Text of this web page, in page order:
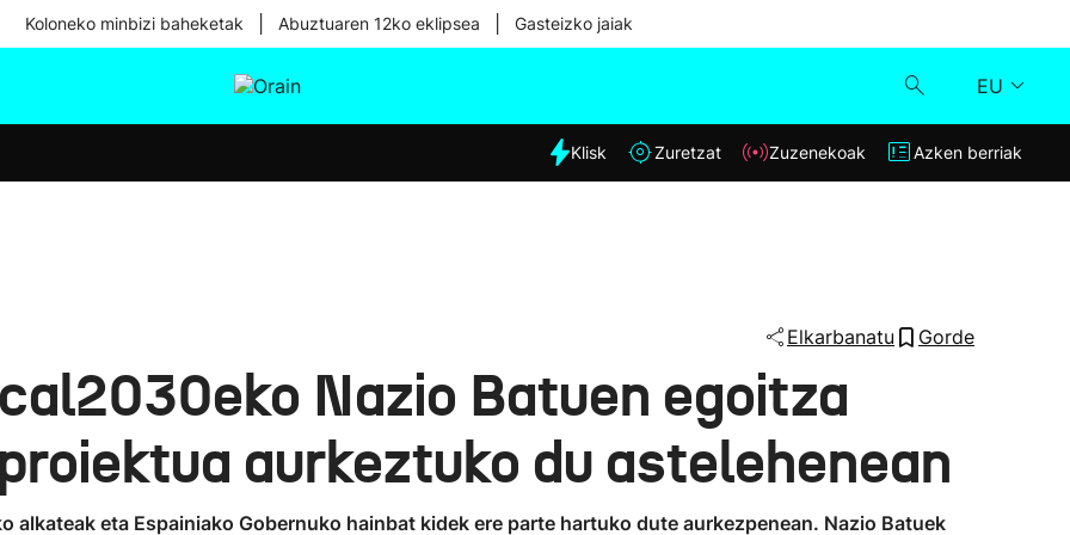
Koloneko minbizi baheketak Abuztuaren 12ko eklipsea Gasteizko jaiak
EU
Eguraldia
Klisk
Klisk Zuretzat Zuzenekoak Azken berriak
Elkarbanatu Gorde
Nazio Batuen egoitza
aurkeztuko du astelehenean
alkateak eta Espainiako Gobernuko hainbat kidek ere parte hartuko dute aurkezpenean. Nazio Batuek